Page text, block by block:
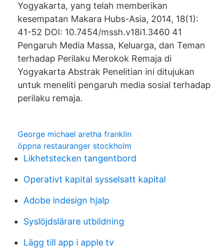
Yogyakarta, yang telah memberikan
kesempatan Makara Hubs-Asia, 2014, 18(1):
41-52 DOI: 10.7454/mssh.v18i1.3460 41
Pengaruh Media Massa, Keluarga, dan Teman
terhadap Perilaku Merokok Remaja di
Yogyakarta Abstrak Penelitian ini ditujukan
untuk meneliti pengaruh media sosial terhadap
perilaku remaja.
George michael aretha franklin
öppna restauranger stockholm
Likhetstecken tangentbord
Operativt kapital sysselsatt kapital
Adobe indesign hjalp
Syslöjdslärare utbildning
Lägg till app i apple tv